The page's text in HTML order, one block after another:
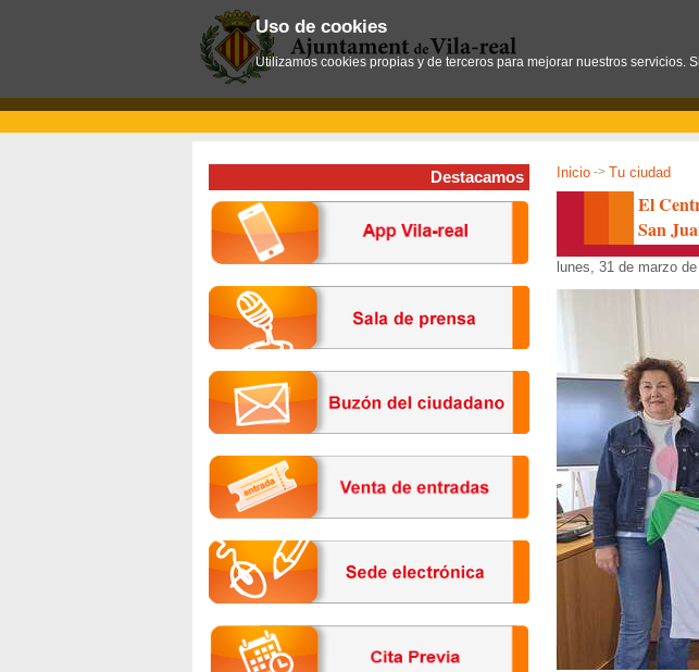
Inicio -> Tu ciudad
El
San
lunes, 31 de marzo
Destacamos
Uso de cookies
Utilizamos cookies propias y de terceros para mejorar nuestros servicios.